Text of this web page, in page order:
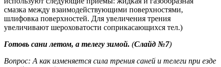
смазка между взаимодействующими поверхностями,
шлифовка поверхностей. Для увеличения трения
увеличивают шероховатости соприкасающихся тел.)
Готовь сани летом, а телегу зимой. (Слайд №7)
Вопрос: А как изменяется сила трения саней и телеги при езде